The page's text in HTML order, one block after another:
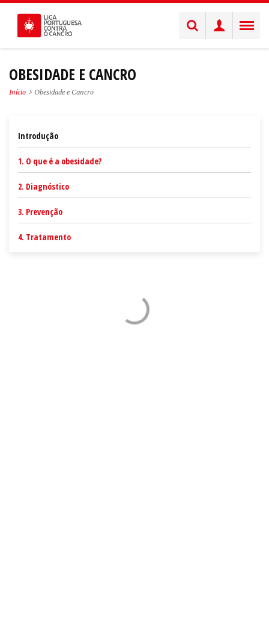
OBESIDADE E CANCRO
Início Obesidade e Cancro
Introdução
1. O que é a obesidade?
2. Diagnóstico
3. Prevenção
4. Tratamento